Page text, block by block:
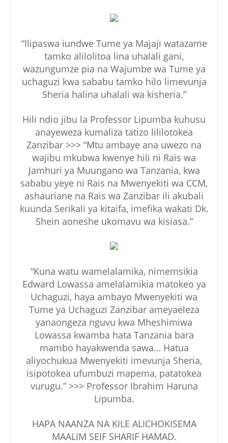
“Ilipaswa iundwe Tume ya Majaji watazame
tamko alilolitoa lina uhalali gani,
wazungumze pia na Wajumbe wa Tume ya
uchaguzi kwa sababu tamko hilo limevunja
Sheria halina uhalali wa kisheria.”
Hili ndio jibu la Professor Lipumba kuhusu
anayeweza kumaliza tatizo lililotokea
Zanzibar >>> “Mtu ambaye ana uwezo na
wajibu mkubwa kwenye hili ni Rais wa
Jamhuri ya Muungano wa Tanzania, kwa
sababu yeye ni Rais na Mwenyekiti wa CCM,
ashauriane na Rais wa Zanzibar ili akubali
kuunda Serikali ya kitaifa, imefika wakati Dk.
Shein aoneshe ukomavu wa kisiasa.”
“Kuna watu wamelalamika, nimemsikia
Edward Lowassa amelalamikia matokeo ya
Uchaguzi, haya ambayo Mwenyekiti wa
Tume ya Uchaguzi Zanzibar ameyaeleza
yanaongeza nguvu kwa Mheshimiwa
Lowassa kwamba hata Tanzania bara
mambo hayakwenda sawa… Hatua
aliyochukua Mwenyekiti imevunja Sheria,
isipotokea ufumbuzi mapema, patatokea
vurugu.” >>> Professor Ibrahim Haruna
Lipumba.
HAPA NAANZA NA KILE ALICHOKISEMA
MAALIM SEIF SHARIF HAMAD.